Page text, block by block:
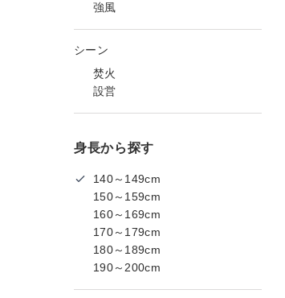
強風
シーン
焚火
設営
身長から探す
140～149cm
150～159cm
160～169cm
170～179cm
180～189cm
190～200cm